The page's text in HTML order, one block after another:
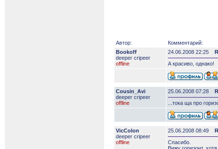
Автор:
Комментарий:
Bookoff
deeper сripeer
offline
24.06.2008 22:25
А красиво, однако!
Cousin_Avi
deeper сripeer
offline
25.06.2008 07:28
...тока ща про
VicColon
deeper сripeer
offline
25.06.2008 08:49
Спасибо.